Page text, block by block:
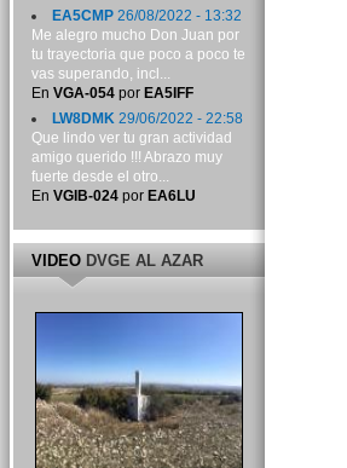
EA5CMP26/08/2022 - 13:32
Me alegro mucho Don Juan por
tu trayectoria que poco a poco te
vas superando, incl...
En VGA-054por EA5IFF
LW8DMK29/06/2022 - 22:58
Que lindo ver tu gran actividad
amigo querido !!! Abrazo muy
fuerte desde el otro...
En VGIB-024por EA6LU
VIDEODVGE AL AZAR